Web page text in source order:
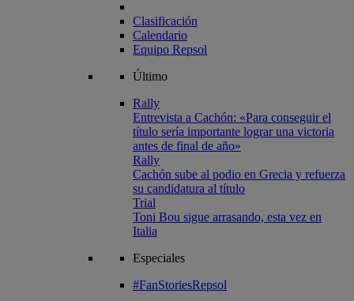
Clasificación
Calendario
Equipo Repsol
Último
Rally
Entrevista a Cachón: «Para conseguir el
título sería importante lograr una victoria
antes de final de año»
Rally
Cachón sube al podio en Grecia y refuerza
su candidatura al título
Trial
Toni Bou sigue arrasando, esta vez en
Italia
Especiales
#FanStoriesRepsol